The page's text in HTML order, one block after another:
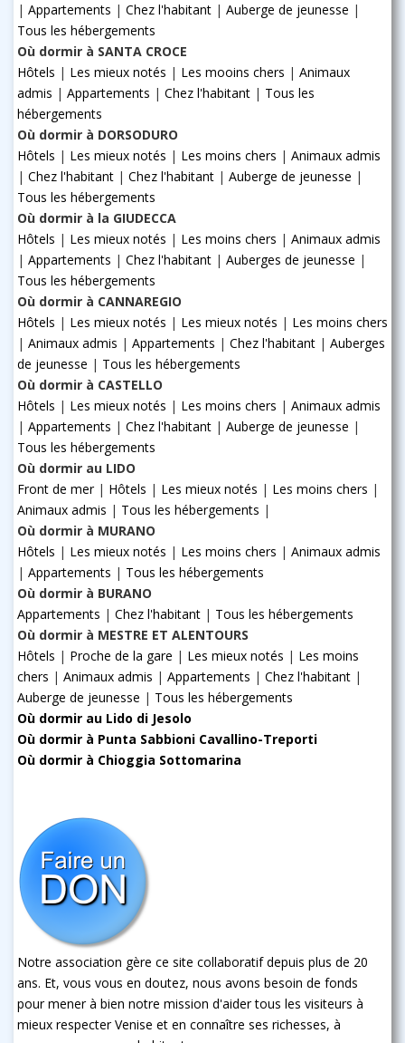
| Appartements | Chez l'habitant | Auberge de jeunesse |
Tous les hébergements
Où dormir à SANTA CROCE
Hôtels | Les mieux notés | Les mooins chers | Animaux
admis | Appartements | Chez l'habitant | Tous les
hébergements
Où dormir à DORSODURO
Hôtels | Les mieux notés | Les moins chers | Animaux admis
| Chez l'habitant | Chez l'habitant | Auberge de jeunesse |
Tous les hébergements
Où dormir à la GIUDECCA
Hôtels | Les mieux notés | Les moins chers | Animaux admis
| Appartements | Chez l'habitant | Auberges de jeunesse |
Tous les hébergements
Où dormir à CANNAREGIO
Hôtels | Les mieux notés | Les mieux notés | Les moins chers
| Animaux admis | Appartements | Chez l'habitant | Auberges
de jeunesse | Tous les hébergements
Où dormir à CASTELLO
Hôtels | Les mieux notés | Les moins chers | Animaux admis
| Appartements | Chez l'habitant | Auberge de jeunesse |
Tous les hébergements
Où dormir au LIDO
Front de mer| Hôtels | Les mieux notés | Les moins chers |
Animaux admis | Tous les hébergements |
Où dormir à MURANO
Hôtels | Les mieux notés | Les moins chers | Animaux admis
| Appartements | Tous les hébergements
Où dormir à BURANO
Appartements | Chez l'habitant | Tous les hébergements
Où dormir à MESTRE ET ALENTOURS
Hôtels | Proche de la gare | Les mieux notés | Les moins
chers | Animaux admis | Appartements | Chez l'habitant |
Auberge de jeunesse | Tous les hébergements
Où dormir au Lido di Jesolo
Où dormir à Punta Sabbioni Cavallino-Treporti
Où dormir à Chioggia Sottomarina
Notre association gère ce site collaboratif depuis plus de 20
ans. Et, vous vous en doutez, nous avons besoin de fonds
pour mener à bien notre mission d'aider tous les visiteurs à
mieux respecter Venise et en connaître ses richesses, à